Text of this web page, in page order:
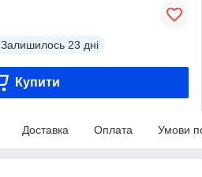
Залишилось 23 дні
Купити
Доставка Оплата Умови